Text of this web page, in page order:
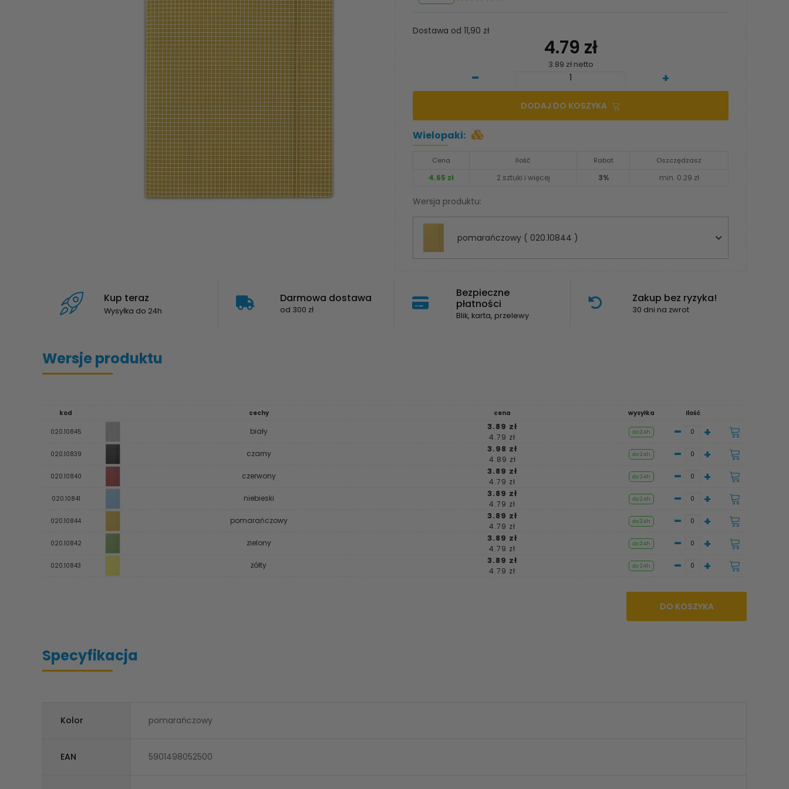
Dostawa od 11,90 zł
4.79 zł
3.89 zł netto
- +
DODAJ DO KOSZYKA
Wielopaki:
Cena Ilość Rabat Oszczędzasz
4.65 zł 2 sztuki i więcej 3% min. 0.29 zł
Wersja produktu:
pomarańczowy ( 020.10844 )
Kup teraz
Wysyłka do 24h
Darmowa dostawa
od 300 zł
Bezpieczne
płatności
Blik, karta, przelewy
Zakup bez ryzyka!
30 dni na zwrot
Wersje produktu
kod cechy cena wysyłka Ilość
020.10845 biały 3.89 zł
4.79 zł do 24h - +
020.10839 czarny 3.98 zł
4.89 zł do 24h - +
020.10840 czerwony 3.89 zł
4.79 zł do 24h - +
020.10841 niebieski 3.89 zł
4.79 zł do 24h - +
020.10844 pomarańczowy 3.89 zł
4.79 zł do 24h - +
020.10842 zielony 3.89 zł
4.79 zł do 24h - +
020.10843 żółty 3.89 zł
4.79 zł do 24h - +
DO KOSZYKA
Specyfikacja
Kolor pomarańczowy
EAN 5901498052500